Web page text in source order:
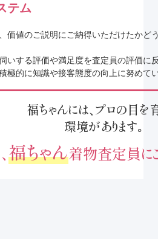
テム
価値のご説明にご納得いただけたかど
いする評価や満足度を査定員の評価に
極的に知識や接客態度の向上に努めて
福ちゃんには、プロの目を
環境があります｡
福ちゃん着物査定員に